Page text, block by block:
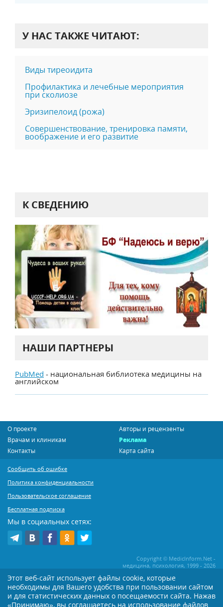
У НАС ТАКЖЕ ЧИТАЮТ:
Виды тиреоидита
Профилактика и лечебные мероприятия
при сколиозе
Эризипелоид (рожа)
Совершенствование, тренировка памяти,
воображение и его развитие
К СВЕДЕНИЮ
НАШИ ПАРТНЕРЫ
PubMed - национальная библиотека медицины на
английском
О проекте
Авторы и рецензенты
Врачам и клиникам
Реклама
Контакты
Карта сайта
Сообщить об ошибке
Политика конфиденциальности
Пользовательское соглашение
Бесплатная подписка
Мы в социальных сетях:
Copyright © MedicInform.Net -
медицина, психология, 1999 - 2026
Копирование или иное распространение статей нашего сайта строго
воспрещается. Копирование раздела "Новости" допускается при наличии
активной открытой для поисковиков ссылки на MedicInform.Net
Этот веб-сайт использует файлы cookie, которые
необходимы для Вашего удобства при пользовании сайтом
и для статистических данных о посещаемости сайта. Нажав
«Принимаю», вы соглашаетесь на использование файлов